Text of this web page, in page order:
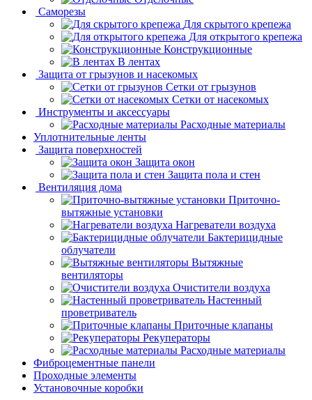
Саморезы
Для скрытого крепежа
Для открытого крепежа
Конструкционные
В лентах
Защита от грызунов и насекомых
Сетки от грызунов
Сетки от насекомых
Инструменты и аксессуары
Расходные материалы
Уплотнительные ленты
Защита поверхностей
Защита окон
Защита пола и стен
Вентиляция дома
Приточно-
вытяжные установки
Нагреватели воздуха
Бактерицидные
облучатели
Вытяжные
вентиляторы
Очистители воздуха
Настенный
проветриватель
Приточные клапаны
Рекуператоры
Расходные материалы
Фиброцементные панели
Проходные элементы
Установочные коробки